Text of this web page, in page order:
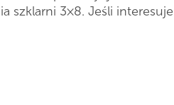
3×8. Jeśli